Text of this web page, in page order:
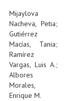
Mijaylova
Nacheva, Petia;
Gutiérrez
Macías, Tania;
Ramírez
Vargas, Luis A.;
Albores
Morales,
Enrique M.